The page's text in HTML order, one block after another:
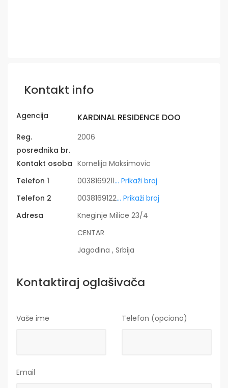
Kontakt info
Agencija KARDINAL RESIDENCE DOO
Reg.
posrednika br.
2006
Kontakt osoba Kornelija Maksimovic
Telefon 1
0038169211... Prikaži broj
Telefon 2
0038169122... Prikaži broj
Adresa
Kneginje Milice 23/4
CENTAR
Jagodina , Srbija
Kontaktiraj oglašivača
Vaše ime Telefon (opciono)
Email